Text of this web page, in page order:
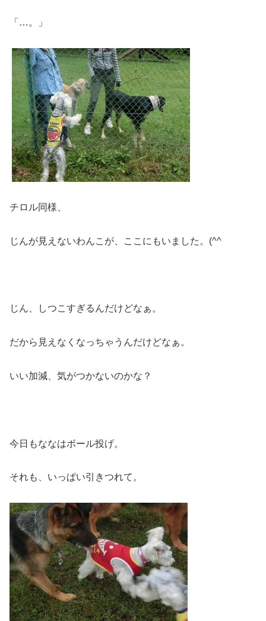
「…。」
チロル同様、
じんが見えないわんこが、ここにもいました。(^^ゞ
じん、しつこすぎるんだけどなぁ。
だから見えなくなっちゃうんだけどなぁ。
いい加減、気がつかないのかな？
今日もななはボール投げ。
それも、いっぱい引きつれて。